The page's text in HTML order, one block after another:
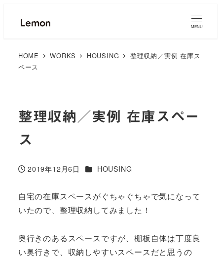
MENU
HOME WORKS HOUSING
整理収納／実例 在庫ス
ペース
整理収納／実例 在庫スペー
ス
投稿日
2019年12月6日 カテゴリー
HOUSING
自宅の在庫スペースがぐちゃぐちゃで気になって
いたので、整理収納してみました！
奥行きのあるスペースですが、棚板自体は丁度良
い奥行きで、収納しやすいスペースだと思うの